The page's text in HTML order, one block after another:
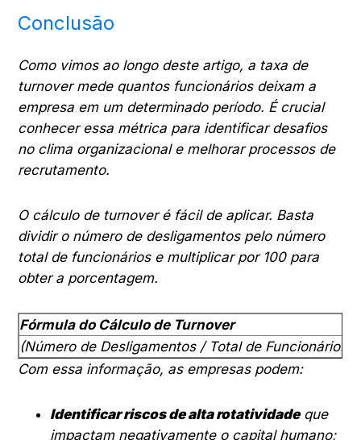
Conclusão
Como vimos ao longo deste artigo, a taxa de
turnover mede quantos funcionários deixam a
empresa em um determinado período. É crucial
conhecer essa métrica para identificar desafios
no clima organizacional e melhorar processos de
recrutamento.
O cálculo de turnover é fácil de aplicar. Basta
dividir o número de desligamentos pelo número
total de funcionários e multiplicar por 100 para
obter a porcentagem.
Fórmula do Cálculo de Turnover
(Número de Desligamentos / Total de Funcionários)
Com essa informação, as empresas podem:
Identificar riscos de alta rotatividadeque
impactam negativamente o capital humano;